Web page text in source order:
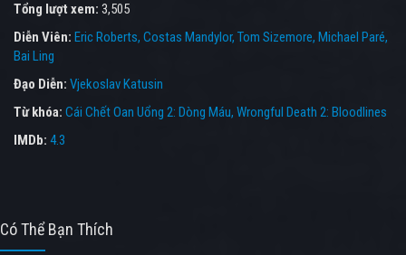
Tổng lượt xem: 3,505
Diễn Viên: Eric Roberts Costas Mandylor Tom Sizemore Michael Paré
Bai Ling
Đạo Diễn: Vjekoslav Katusin
Từ khóa: Cái Chết Oan Uổng 2: Dòng Máu, Wrongful Death 2: Bloodlines
IMDb: 4.3
Có Thể Bạn Thích